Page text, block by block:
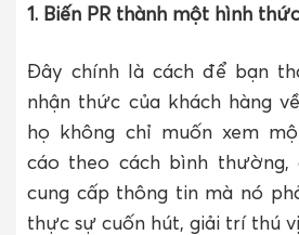
1. Biến PR thành một hình
Đây chính là cách để bạn
nhận thức của khách hàng
họ không chỉ muốn xem
cáo theo cách bình thường,
cung cấp thông tin mà nó
thực sự cuốn hút, giải trí thú